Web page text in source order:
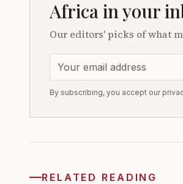
Africa in your
Our editors' picks of what
By subscribing, you accept our
RELATED READING